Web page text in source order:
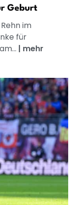
Geburt
im
für
| mehr